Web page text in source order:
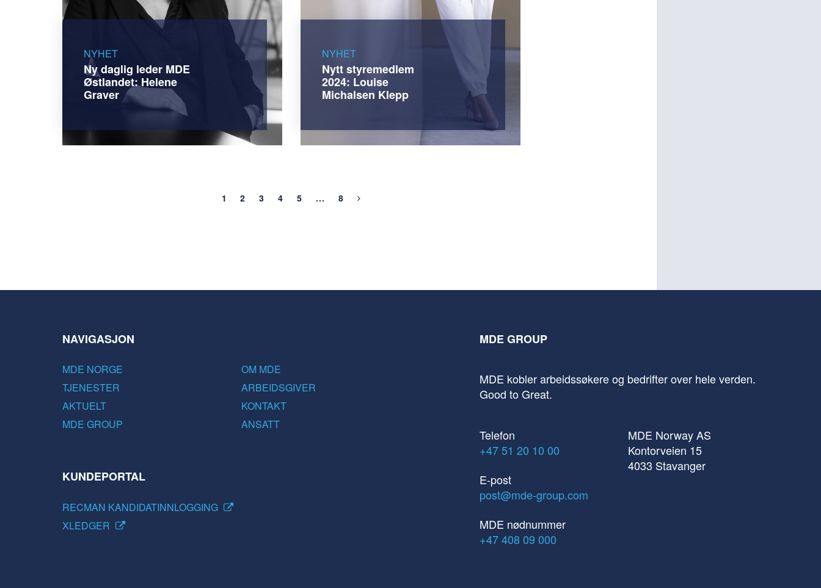
NYHET
Ny daglig leder MDE
Østlandet: Helene
Graver
NYHET
Nytt styremedlem
2024: Louise
Michalsen Klepp
1 2 3 4 5 ... 8
NAVIGASJON MDE GROUP
MDE NORGE
OM MDE
TJENESTER
ARBEIDSGIVER
AKTUELT
KONTAKT
MDE GROUP
ANSATT
KUNDEPORTAL
RECMAN KANDIDATINNLOGGING
XLEDGER
MDE kobler arbeidssøkere og bedrifter over hele verden.
Good to Great.
Telefon
+47 51 20 10 00
E-post
post@mde-group.com
MDE nødnummer
+47 408 09 000
MDE Norway AS
Kontorveien 15
4033 Stavanger